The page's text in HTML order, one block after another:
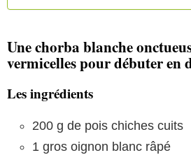
Une chorba blanche
vermicelles pour débuter en
Les ingrédients
200 g de pois chiches cuits
1 gros oignon blanc râpé